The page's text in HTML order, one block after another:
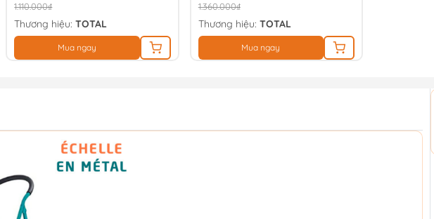
1.110.000₫
Thương hiệu:TOTAL
Mua ngay
1.360.000₫
Thương hiệu: TOTAL
Mua ngay